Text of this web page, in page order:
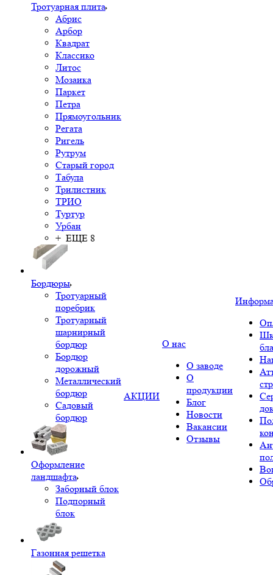
Тротуарная плита
Абрис
Арбор
Квадрат
Классико
Литос
Мозаика
Паркет
Петра
Прямоугольник
Регата
Ригель
Рутрум
Старый город
Табула
Трилистник
ТРИО
Туртур
Урбан
+ ЕЩЕ 8
Бордюры
Тротуарный
поребрик
Тротуарный
шарнирный
бордюр
Бордюр
дорожный
Металлический
бордюр
Садовый
бордюр
Оформление
ландшафта
Заборный блок
Подпорный
блок
Газонная решетка
АКЦИИ
О нас
О заводе
О
продукции
Блог
Новости
Вакансии
Отзывы